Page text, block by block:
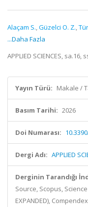
Alaçam S.,Güzelci O. Z.,
...Daha Fazla
APPLIED SCIENCES,
Yayın Türü: Makale /
Basım Tarihi: 2026
Doi Numarası:
Dergi Adı: APPLIED
Derginin Tarandığı
Source, Scopus,
EXPANDED),